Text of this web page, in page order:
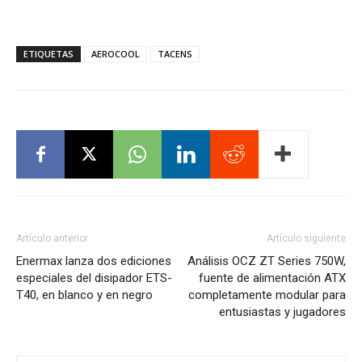
ETIQUETAS AEROCOOL TACENS
Artículo anterior
Enermax lanza dos ediciones
especiales del disipador ETS-
T40, en blanco y en negro
Artículo siguiente
Análisis OCZ ZT Series 750W,
fuente de alimentación ATX
completamente modular para
entusiastas y jugadores